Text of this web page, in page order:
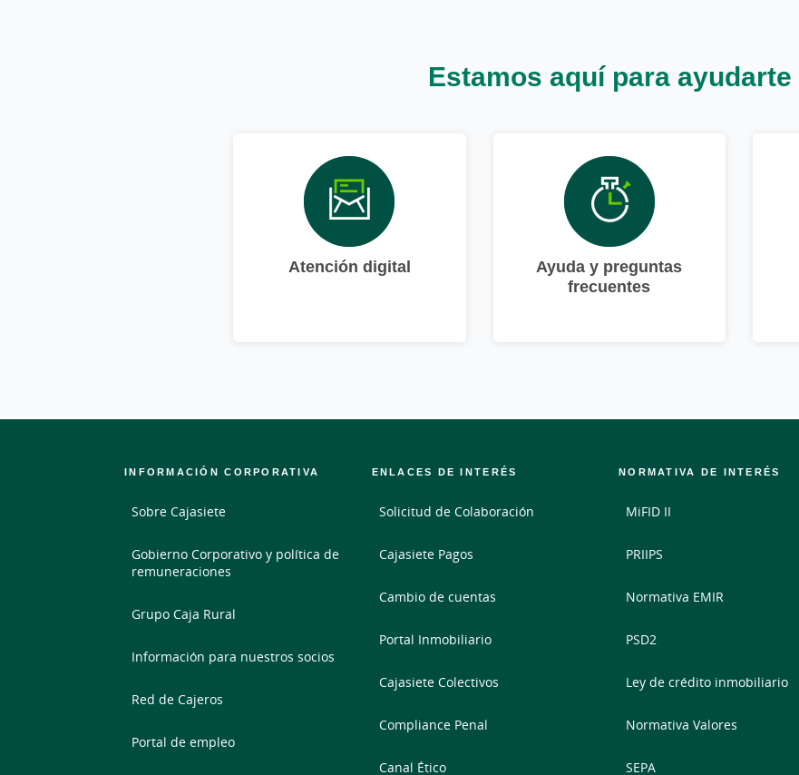
Estamos aquí para ayudarte
Atención digital
Ayuda y preguntas
frecuentes
INFORMACIÓN CORPORATIVA
Sobre Cajasiete
Gobierno Corporativo y política de
remuneraciones
Grupo Caja Rural
Información para nuestros socios
Red de Cajeros
Portal de empleo
ENLACES DE INTERÉS
Solicitud de Colaboración
Cajasiete Pagos
Cambio de cuentas
Portal Inmobiliario
Cajasiete Colectivos
Compliance Penal
Canal Ético
NORMATIVA DE INTERÉS
MiFID II
PRIIPS
Normativa EMIR
PSD2
Ley de crédito inmobiliario
Normativa Valores
SEPA